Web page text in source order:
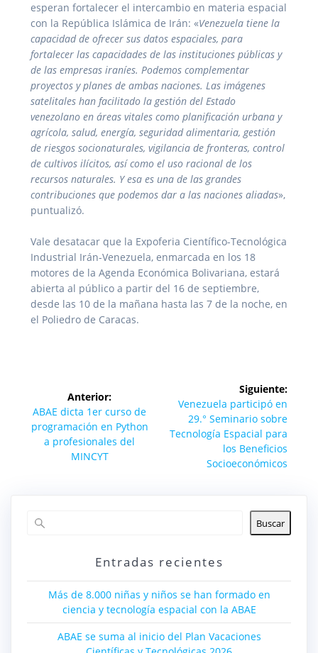
esperan fortalecer el intercambio en materia espacial
con la República Islámica de Irán: «Venezuela tiene la
capacidad de ofrecer sus datos espaciales, para
fortalecer las capacidades de las instituciones públicas y
de las empresas iraníes. Podemos complementar
proyectos y planes de ambas naciones. Las imágenes
satelitales han facilitado la gestión del Estado
venezolano en áreas vitales como planificación urbana y
agrícola, salud, energía, seguridad alimentaria, gestión
de riesgos socionaturales, vigilancia de fronteras, control
de cultivos ilícitos, así como el uso racional de los
recursos naturales. Y esa es una de las grandes
contribuciones que podemos dar a las naciones aliadas»,
puntualizó.
Vale desatacar que la Expoferia Científico-Tecnológica
Industrial Irán-Venezuela, enmarcada en los 18
motores de la Agenda Económica Bolivariana, estará
abierta al público a partir del 16 de septiembre,
desde las 10 de la mañana hasta las 7 de la noche, en
el Poliedro de Caracas.
de
entradas
Anterior:
Entrada
anterior:
ABAE dicta 1er curso de
programación en Python
a profesionales del
MINCYT
Siguiente:
Siguiente
entrada:
Venezuela participó en
29.° Seminario sobre
Tecnología Espacial para
los Beneficios
Socioeconómicos
Buscar
Entradas recientes
Más de 8.000 niñas y niños se han formado en
ciencia y tecnología espacial con la ABAE
ABAE se suma al inicio del Plan Vacaciones